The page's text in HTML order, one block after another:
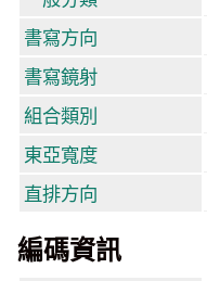
書寫方向
書寫鏡射
組合類別
東亞寬度
直排方向
編碼資訊